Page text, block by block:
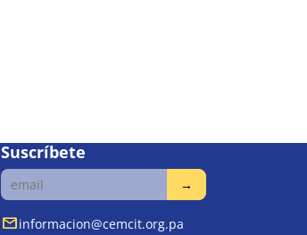
Suscríbete
mailinformacion@cemcit.org.pa